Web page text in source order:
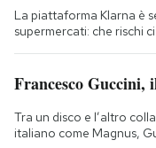
La piattaforma Klarna è
supermercati: che rischi
Francesco Guccini,
Tra un disco e l’altro
italiano come Magnus,